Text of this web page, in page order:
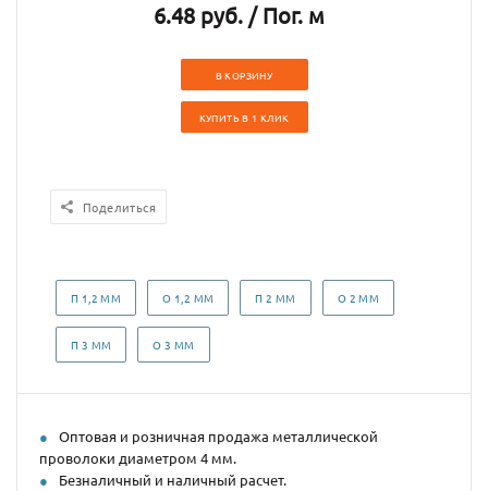
6.48 руб. / Пог. м
В КОРЗИНУ
КУПИТЬ В 1 КЛИК
Поделиться
П 1,2 ММ О 1,2 ММ П 2 ММ О 2 ММ
П 3 ММ О 3 ММ
Оптовая и розничная продажа металлической
проволоки диаметром 4 мм.
Безналичный и наличный расчет.